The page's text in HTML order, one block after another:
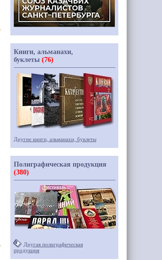
Книги, альманахи,
буклеты (76)
Другие книги, альманахи, буклеты
Полиграфическая продукция
(380)
Другая полиграфическая
продукция